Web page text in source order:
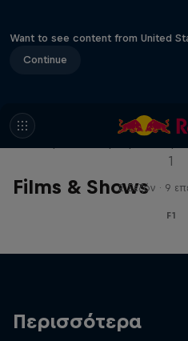
Want to see content from United
Continue
Films & Shows
Red Bull
1
2 Σεζόν · 9
F1
Περισσότερα